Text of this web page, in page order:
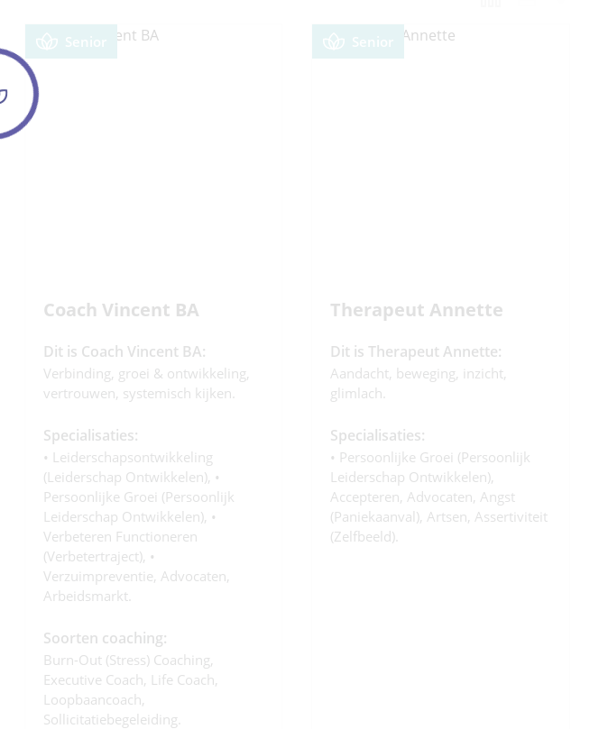
Senior
Coach Vincent BA
Dit is Coach Vincent BA:
Verbinding, groei & ontwikkeling,
vertrouwen, systemisch kijken.
Specialisaties:
• Leiderschapsontwikkeling
(leiderschap Ontwikkelen), •
Persoonlijke Groei (persoonlijk
Leiderschap Ontwikkelen), •
Verbeteren Functioneren
(verbetertraject), •
Verzuimpreventie, Advocaten,
Arbeidsmarkt.
Soorten coaching:
Burn-Out (stress) Coaching,
Executive Coach, Life Coach,
Loopbaancoach,
Sollicitatiebegeleiding.
Senior
Therapeut Annette
Dit is Therapeut Annette:
Aandacht, beweging, inzicht,
glimlach.
Specialisaties:
• Persoonlijke Groei (persoonlijk
Leiderschap Ontwikkelen),
Accepteren, Advocaten, Angst
(paniekaanval), Artsen, Assertiviteit
(zelfbeeld).